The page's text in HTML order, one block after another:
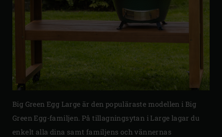
Big Green Egg Large är den populäraste modellen i Big
Green Egg-familjen. På tillagningsytan i Large lagar du
enkelt alla dina samt familjens och vännernas